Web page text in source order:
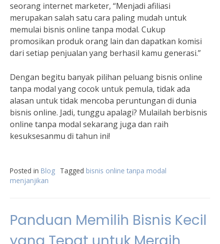
seorang internet marketer, “Menjadi afiliasi
merupakan salah satu cara paling mudah untuk
memulai bisnis online tanpa modal. Cukup
promosikan produk orang lain dan dapatkan komisi
dari setiap penjualan yang berhasil kamu generasi.”
Dengan begitu banyak pilihan peluang bisnis online
tanpa modal yang cocok untuk pemula, tidak ada
alasan untuk tidak mencoba peruntungan di dunia
bisnis online. Jadi, tunggu apalagi? Mulailah berbisnis
online tanpa modal sekarang juga dan raih
kesuksesanmu di tahun ini!
Posted in Blog Tagged bisnis online tanpa modal
menjanjikan
Panduan Memilih Bisnis Kecil